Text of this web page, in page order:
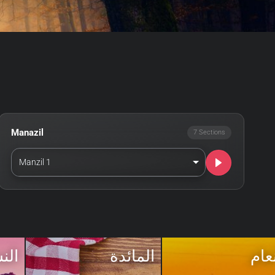
Manazil 7 Sections
Manzil 1
المائدة